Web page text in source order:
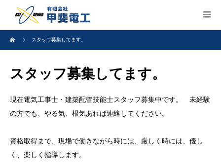
スタッフ募集してます。
スタッフ募集してます。
現在電気工事士・建築配管技能士スタッフ募集中です。 未経験
の方でも、やる気、根気あれば連絡してください。
資格取得まで、現場で働きながら時には、厳しく時には、優し
く、楽しく指導します。